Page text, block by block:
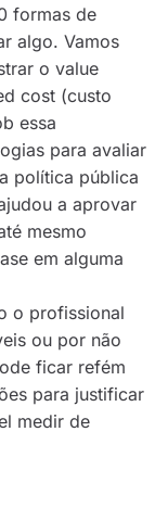
formas de
algo. Vamos
o value
cost (custo
essa
para avaliar
política pública
a aprovar
mesmo
em alguma
o profissional
ou por não
ficar refém
para justificar
medir de